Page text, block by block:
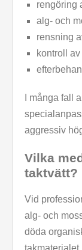
rengöring
alg- och
rensning
kontroll
I många fall
aggressiv
Vilka
taktvätt?
Vid
alg- och
döda
takmaterialet.